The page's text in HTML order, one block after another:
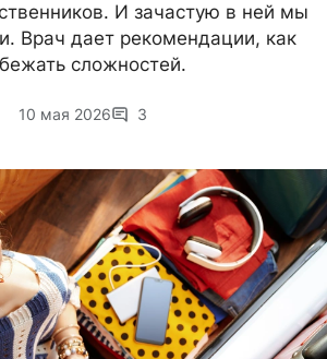
И зачастую в ней мы
Врач дает рекомендации, как
сложностей.
10 мая 2026 3